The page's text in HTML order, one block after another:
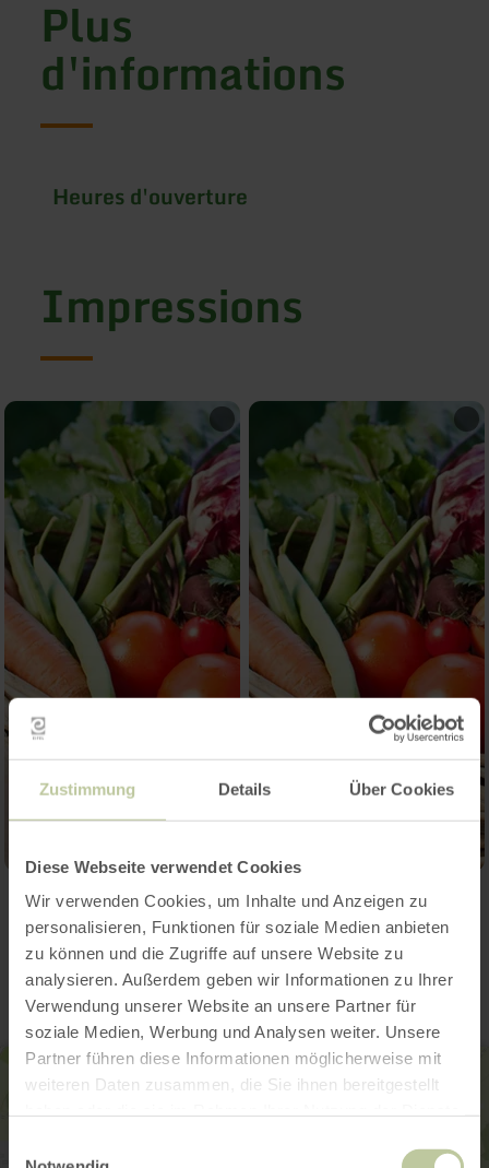
Zustimmung Details Über Cookies
Diese Webseite verwendet Cookies
Wir verwenden Cookies, um Inhalte und Anzeigen zu
personalisieren, Funktionen für soziale Medien anbieten
zu können und die Zugriffe auf unsere Website zu
analysieren. Außerdem geben wir Informationen zu Ihrer
Verwendung unserer Website an unsere Partner für
soziale Medien, Werbung und Analysen weiter. Unsere
Partner führen diese Informationen möglicherweise mit
weiteren Daten zusammen, die Sie ihnen bereitgestellt
Plus
d'informations
Heures d'ouverture
Impressions
Contact